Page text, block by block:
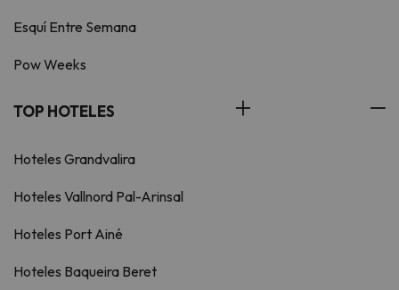
Esquí Entre Semana
Pow Weeks
TOP HOTELES
Hoteles Grandvalira
Hoteles Vallnord Pal-Arinsal
Hoteles Port Ainé
Hoteles Baqueira Beret